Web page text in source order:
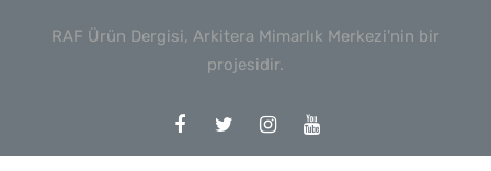
RAF Ürün Dergisi, Arkitera Mimarlık Merkezi'nin bir
projesidir.